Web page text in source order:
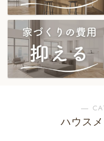
―
ハウス